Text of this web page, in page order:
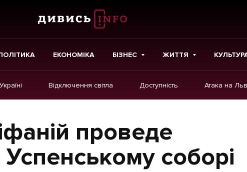
ЕКОНОМІКА БІЗНЕС ЖИТТЯ
Відключення світла Доступність Атака на
Картки
Репортаж
проведе
соборі